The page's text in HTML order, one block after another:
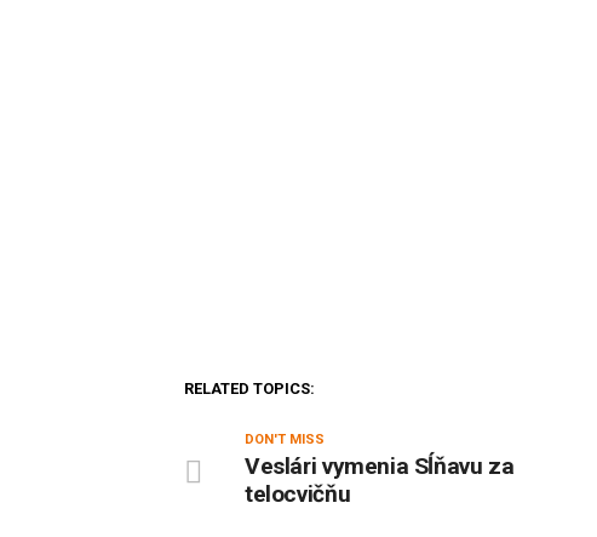
RELATED TOPICS:
DON'T MISS
Veslári vymenia Sĺňavu za
telocvičňu